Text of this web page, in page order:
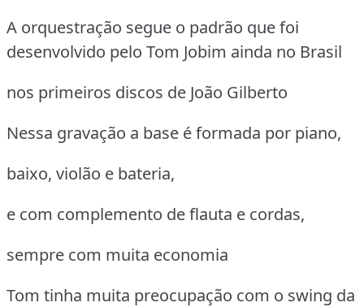
A orquestração segue o padrão que foi
desenvolvido pelo Tom Jobim ainda no Brasil
nos primeiros discos de João Gilberto
Nessa gravação a base é formada por piano,
baixo, violão e bateria,
e com complemento de flauta e cordas,
sempre com muita economia
Tom tinha muita preocupação com o swing da